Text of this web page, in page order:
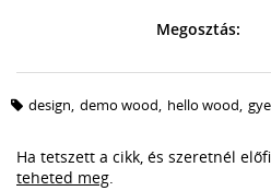
design, demo wood, hello wood,
Ha tetszett a cikk, és szeretnél
teheted meg.